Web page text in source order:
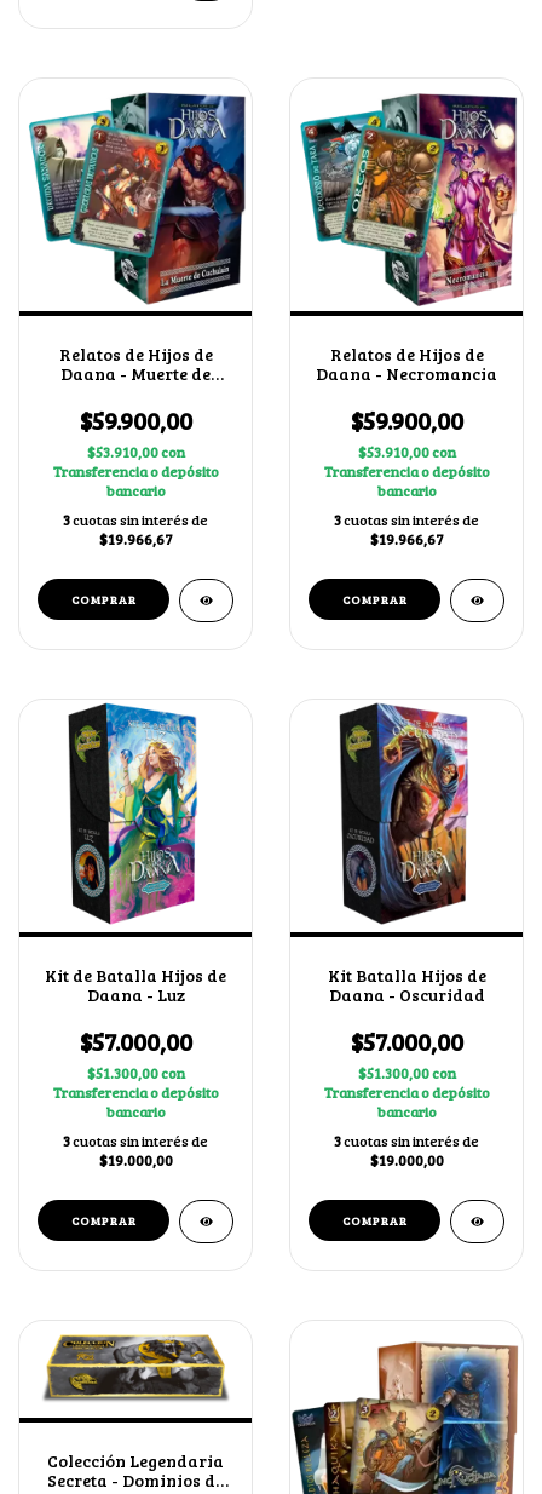
Relatos de Hijos de
Daana - Muerte de
$59.900,00
$53.910,00con
Transferencia o depósito
bancario
3cuotas sin interés de
$19.966,67
Relatos de Hijos de
Daana - Necromancia
$59.900,00
$53.910,00con
Transferencia o depósito
bancario
3cuotas sin interés de
$19.966,67
Kit de Batalla Hijos de
Daana - Luz
$57.000,00
$51.300,00con
Transferencia o depósito
bancario
3cuotas sin interés de
$19.000,00
Kit Batalla Hijos de
Daana - Oscuridad
$57.000,00
$51.300,00con
Transferencia o depósito
bancario
3cuotas sin interés de
$19.000,00
Colección Legendaria
Secreta - Dominios de